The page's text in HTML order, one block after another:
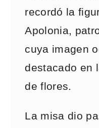
recordó la
Apolonia,
cuya imagen
destacado en
de flores.
La misa dio